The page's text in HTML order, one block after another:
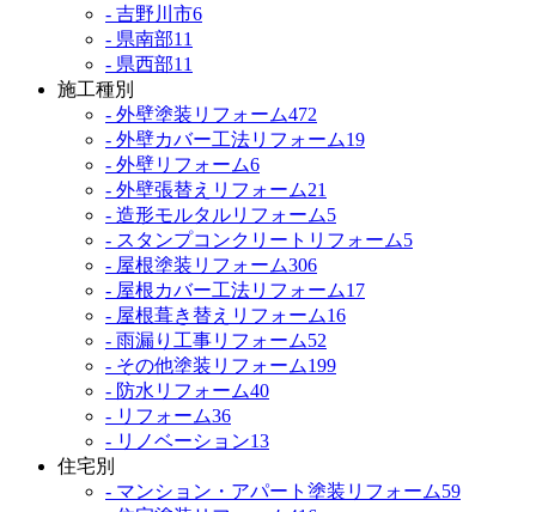
- 吉野川市6
- 県南部11
- 県西部11
施工種別
- 外壁塗装リフォーム472
- 外壁カバー工法リフォーム19
- 外壁リフォーム6
- 外壁張替えリフォーム21
- 造形モルタルリフォーム5
- スタンプコンクリートリフォーム5
- 屋根塗装リフォーム306
- 屋根カバー工法リフォーム17
- 屋根葺き替えリフォーム16
- 雨漏り工事リフォーム52
- その他塗装リフォーム199
- 防水リフォーム40
- リフォーム36
- リノベーション13
住宅別
- マンション・アパート塗装リフォーム59